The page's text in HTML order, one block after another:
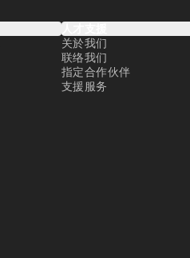
人才支援
关於我们
联络我们
指定合作伙伴
支援服务